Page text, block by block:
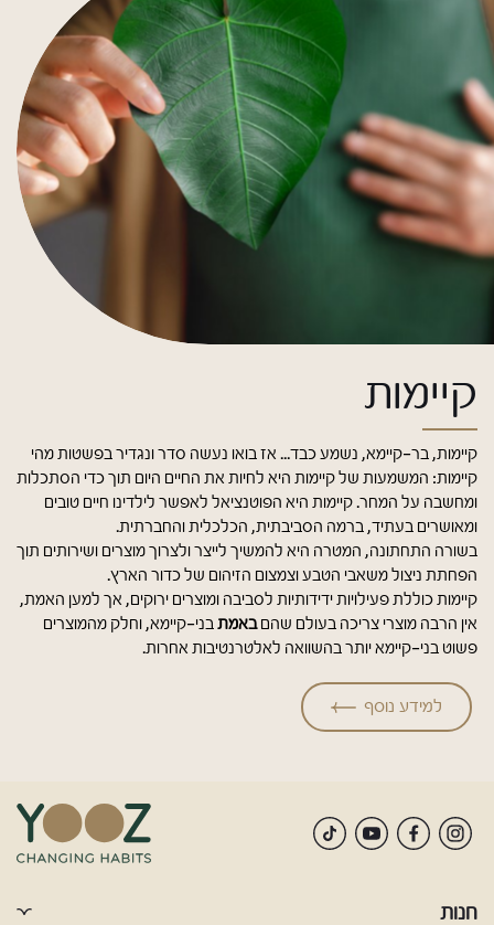
קיימות
קיימות, בר-קיימא, נשמע כבד... אז בואו נעשה סדר ונגדיר בפשטות מהי
קיימות: המשמעות של קיימות היא לחיות את החיים היום תוך כדי הסתכלות
ומחשבה על המחר. קיימות היא הפוטנציאל לאפשר לילדינו חיים טובים
ומאושרים בעתיד, ברמה הסביבתית, הכלכלית והחברתית.
בשורה התחתונה, המטרה היא להמשיך לייצר ולצרוך מוצרים ושירותים תוך
הפחתת ניצול משאבי הטבע וצמצום הזיהום של כדור הארץ.
קיימות כוללת פעילויות ידידותיות לסביבה ומוצרים ירוקים, אך למען האמת,
אין הרבה מוצרי צריכה בעולם שהםבאמתבני-קיימא, וחלק מהמוצרים
פשוט בני-קיימא יותר בהשוואה לאלטרנטיבות אחרות.
קרא
עוד
למידע נוסף
חנות